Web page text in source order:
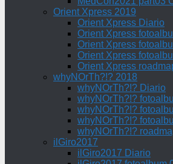
Orient Xpress 2019
Orient Xpress Diario
Orient Xpress
Orient Xpress
Orient Xpress
Orient Xpress
whyNOrTh?!? 2018
whyNOrTh?!? Diario
whyNOrTh?!?
whyNOrTh?!?
whyNOrTh?!?
whyNOrTh?!?
ilGiro2017
ilGiro2017 Diario